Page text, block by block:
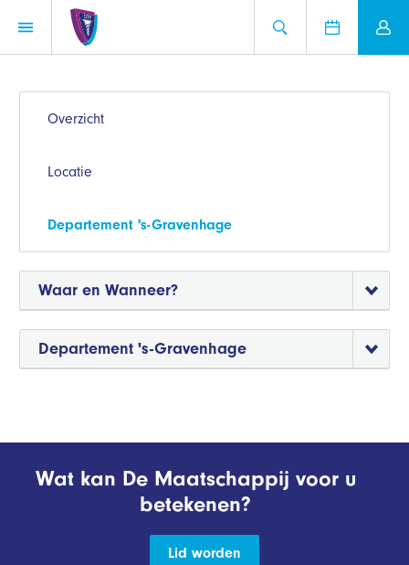
Overzicht
Locatie
Departement 's-Gravenhage
Waar en Wanneer?
Departement 's-Gravenhage
Wat kan De Maatschappij voor u
betekenen?
Lid worden